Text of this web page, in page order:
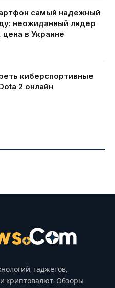
самый надежный
неожиданный лидер
цена в Украине
киберспортивные
2 онлайн
гаджетов,
криптовалют. Обзоры